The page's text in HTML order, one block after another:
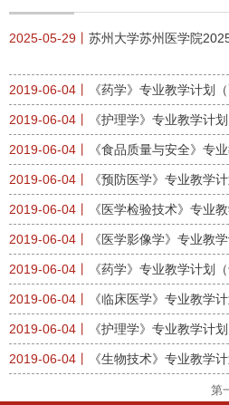
2025-05-29丨 苏州大学苏州医学院2025
2019-06-04丨
《药学》专业教学计划（
2019-06-04丨
《护理学》专业教学计
本--成教业余）
2019-06-04丨
《食品质量与安全》专业
（专升本--成教函授）
2019-06-04丨
《预防医学》专业教学计
本--成教业余）
2019-06-04丨
《医学检验技术》专业
（专升本--成教业余）
2019-06-04丨
《医学影像学》专业教学
升本--成教业余）
2019-06-04丨
《药学》专业教学计划（
2019-06-04丨
《临床医学》专业教学计
本--成教业余）
2019-06-04丨
《护理学》专业教学计
本--成教业余）
2019-06-04丨
《生物技术》专业教学计
第